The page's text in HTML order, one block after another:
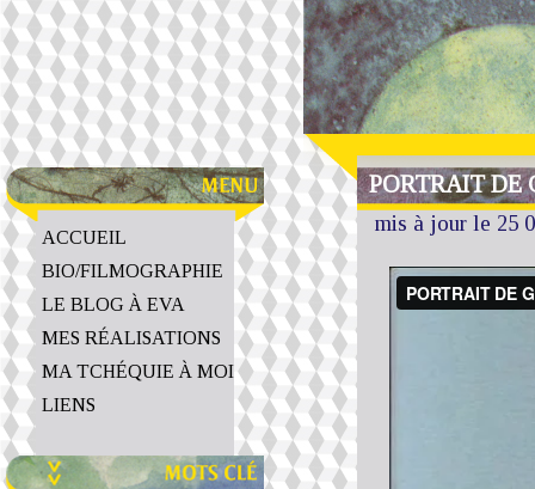
PORTRAIT DE
mis à jour le 25
ACCUEIL
BIO/FILMOGRAPHIE
LE BLOG À EVA
MES RÉALISATIONS
MA TCHÉQUIE À MOI
LIENS